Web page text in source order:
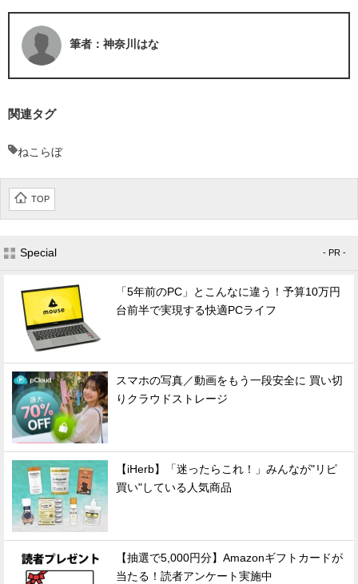
筆者：神奈川はな
関連タグ
ねこらぼ
TOP
Special - PR -
「5年前のPC」とこんなに違う！予算10万円
台前半で実現する快適PCライフ
スマホの写真／動画をもう一段安全に 買い切
りクラウドストレージ
【iHerb】「迷ったらこれ！」みんなが"リピ
買い"している人気商品
【抽選で5,000円分】Amazonギフトカードが
当たる！読者アンケート実施中